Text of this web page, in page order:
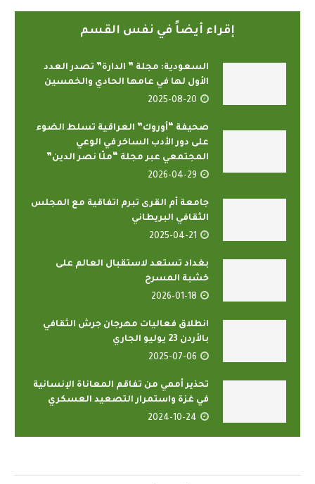
إقراء أيضاً في نفس القسم
السعودية: مجلة ” الدارة” تصدر العدد
الأول لها في عامها الحادي والخمسين
2025-08-20
صحيفة “أوروك” العراقية تسلط الضوء
على دور الأدب الساخر في الوعي
المجتمعي عبر مجلة “ملّا نصر الدين”
2026-04-29
جامعة أم القرى تبرم اتفاقية مع المجلس
الثقافي البريطاني
2025-04-21
بغداد تستعد لاستقبال العالم على
خشبة المسرح
2026-01-18
انطلاق فعاليات مهرجان جرش الثقافي
بالأردن 23 يوليو الجاري
2025-07-06
تحذير أممي من تفاقم المعاناة الإنسانية
في غزة واستمرار التصعيد العسكري
2024-10-24